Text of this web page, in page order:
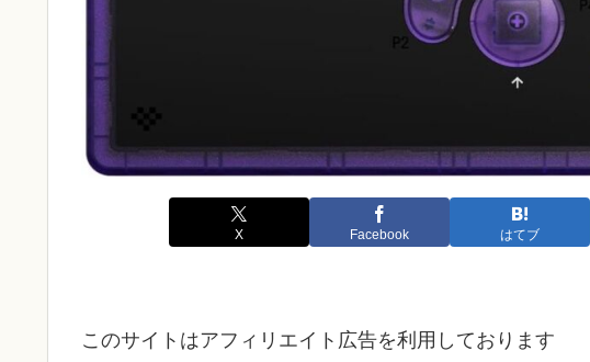
X Facebook はてブ
このサイトはアフィリエイト広告を利用しております